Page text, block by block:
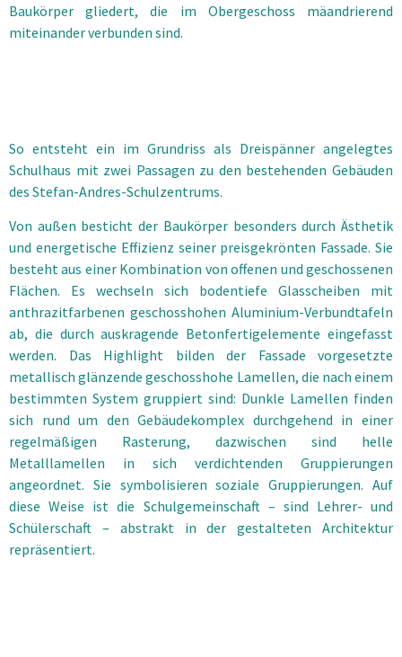
Baukörper gliedert, die im Obergeschoss mäandrierend
miteinander verbunden sind.
So entsteht ein im Grundriss als Dreispänner angelegtes
Schulhaus mit zwei Passagen zu den bestehenden Gebäuden
des Stefan-Andres-Schulzentrums.
Von außen besticht der Baukörper besonders durch Ästhetik
und energetische Effizienz seiner preisgekrönten Fassade. Sie
besteht aus einer Kombination von offenen und geschossenen
Flächen. Es wechseln sich bodentiefe Glasscheiben mit
anthrazitfarbenen geschosshohen Aluminium-Verbundtafeln
ab, die durch auskragende Betonfertigelemente eingefasst
werden. Das Highlight bilden der Fassade vorgesetzte
metallisch glänzende geschosshohe Lamellen, die nach einem
bestimmten System gruppiert sind: Dunkle Lamellen finden
sich rund um den Gebäudekomplex durchgehend in einer
regelmäßigen Rasterung, dazwischen sind helle
Metalllamellen in sich verdichtenden Gruppierungen
angeordnet. Sie symbolisieren soziale Gruppierungen. Auf
diese Weise ist die Schulgemeinschaft – sind Lehrer- und
Schülerschaft – abstrakt in der gestalteten Architektur
repräsentiert.